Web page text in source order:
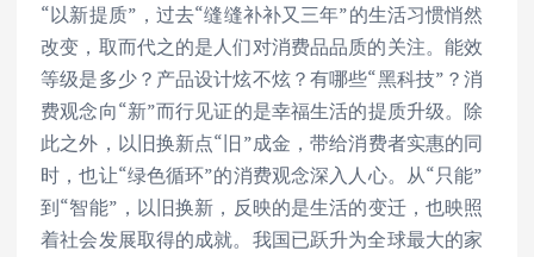
“以新提质”，过去“缝缝补补又三年”的生活习惯悄然
改变，取而代之的是人们对消费品品质的关注。能效
等级是多少？产品设计炫不炫？有哪些“黑科技”？消
费观念向“新”而行见证的是幸福生活的提质升级。除
此之外，以旧换新点“旧”成金，带给消费者实惠的同
时，也让“绿色循环”的消费观念深入人心。从“只能”
到“智能”，以旧换新，反映的是生活的变迁，也映照
着社会发展取得的成就。我国已跃升为全球最大的家